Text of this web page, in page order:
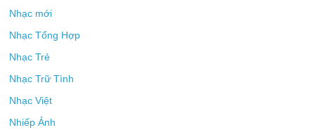
Nhạc mới
Nhạc Tổng Hợp
Nhạc Trẻ
Nhạc Trữ Tình
Nhạc Việt
Nhiếp Ảnh